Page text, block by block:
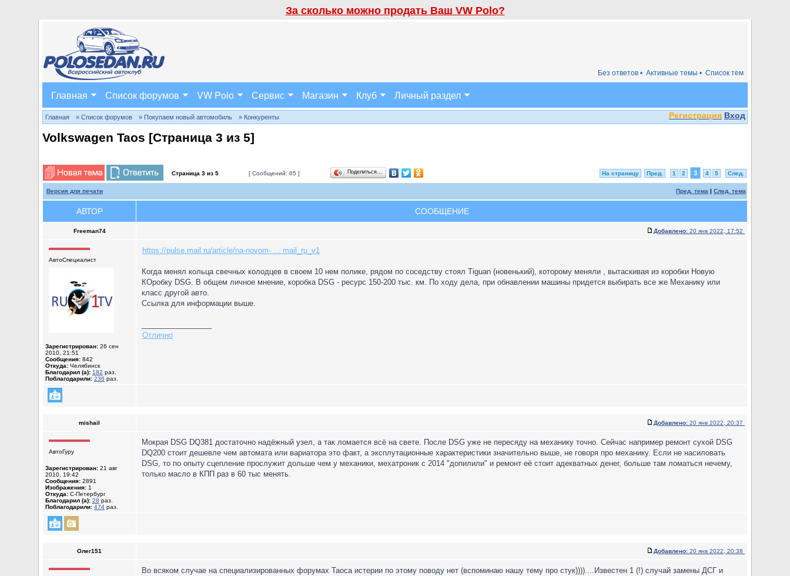
За сколько можно продать Ваш VW Polo?
Список тем
Активные темы •
Без ответов •
Главная Список форумов VW Polo Сервис Магазин Клуб Личный раздел
Регистрация Вход
Главная » Список форумов » Покупаем новый автомобиль » Конкуренты
Volkswagen Taos [Страница 3 из 5]
Страница 3 из 5 [ Сообщений: 65 ] Поделиться… На страницу Пред. 1 2 3 4 5 След.
Версия для печати Пред. тема | След. тема
АВТОР СООБЩЕНИЕ
Freeman74 Добавлено: 20 янв 2022, 17:52
АвтоСпециалист
Зарегистрирован: 26 сен
2010, 21:51
Сообщения: 842
Откуда: Челябинск
Благодарил (а): 182 раз.
Поблагодарили: 236 раз.
https://pulse.mail.ru/article/na-novom- ... mail_ru_v1
Когда менял кольца свечных колодцев в своем 10 нем полике, рядом по соседству стоял Tiguan (новенький), которому меняли , вытаскивая из коробки Новую
КОробку DSG. В общем личное мнение, коробка DSG - ресурс 150-200 тыс. км. По ходу дела, при обнавлении машины придется выбирать все же Механику или
класс другой авто.
Ссылка для информации выше.
Отлично
mishail Добавлено: 20 янв 2022, 20:37
АвтоГуру
Зарегистрирован: 21 авг
2010, 19:42
Сообщения: 2891
Изображения: 1
Откуда: С-Петербург
Благодарил (а): 28 раз.
Поблагодарили: 474 раз.
Мокрая DSG DQ381 достаточно надёжный узел, а так ломается всё на свете. После DSG уже не пересяду на механику точно. Сейчас например ремонт сухой DSG
DQ200 стоит дешевле чем автомата или вариатора это факт, а эксплутационные характеристики значительно выше, не говоря про механику. Если не насиловать
DSG, то по опыту сцепление прослужит дольше чем у механики, мехатроник с 2014 "допилили" и ремонт её стоит адекватных денег, больше там ломаться нечему,
только масло в КПП раз в 60 тыс менять.
Олег151 Добавлено: 20 янв 2022, 20:38
Во всяком случае на специализированных форумах Таоса истерии по этому поводу нет (вспоминаю нашу тему про стук))))....Известен 1 (!) случай замены ДСГ и